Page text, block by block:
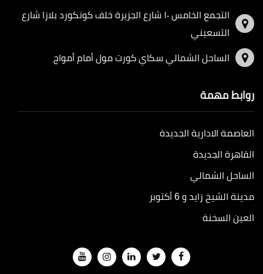
التجمع الخامس ١٠ شارع الجزيرة خلف كونكورد بلازا شارع
التسعيني
الساحل الشمالي سكاي كورت مول أمام أمواج
روابط مهمة
العاصمة الادارية الجديدة
القاهرة الجديدة
الساحل الشمالي
مدينة الشيخ زايد و 6 أكتوبر
العين السخنة